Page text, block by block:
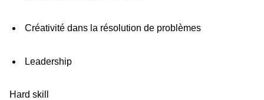
Créativité dans la résolution de problèmes
Leadership
Hard skill